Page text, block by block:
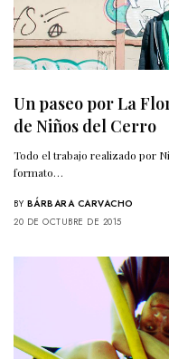
Un paseo por La
de Niños del Cerro
Todo el trabajo realizado por
formato…
BY BÁRBARA CARVACHO
20 DE OCTUBRE DE 2015